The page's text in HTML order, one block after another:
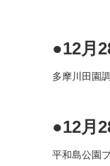
●12月
多摩川田園
●12月
平和島公園